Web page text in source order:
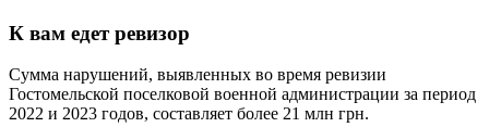
К вам едет ревизор
Сумма нарушений, выявленных во время ревизии
Гостомельской поселковой военной администрации за период
2022 и 2023 годов, составляет более 21 млн грн.